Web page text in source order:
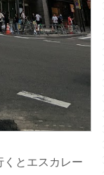
くとエスカレー